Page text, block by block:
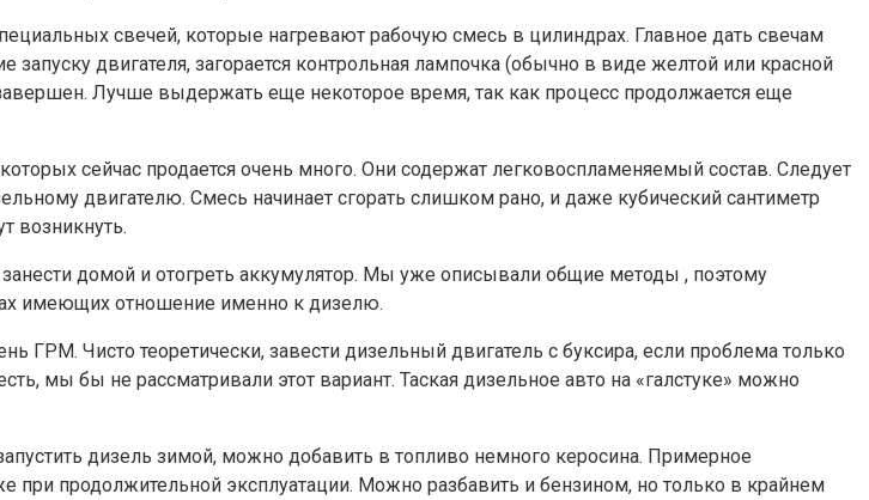
свечей, которые нагревают рабочую смесь в цилиндрах. Главное дать свечам
двигателя, загорается контрольная лампочка (обычно в виде желтой или красной
Лучше выдержать еще некоторое время, так как процесс продолжается еще
сейчас продается очень много. Они содержат легковоспламеняемый состав. Следует
двигателю. Смесь начинает сгорать слишком рано, и даже кубический сантиметр
возникнуть.
домой и отогреть аккумулятор. Мы уже описывали общие методы , поэтому
имеющих отношение именно к дизелю.
ГРМ. Чисто теоретически, завести дизельный двигатель с буксира, если проблема только
мы бы не рассматривали этот вариант. Таская дизельное авто на «галстуке» можно
дизель зимой, можно добавить в топливо немного керосина. Примерное
при продолжительной эксплуатации. Можно разбавить и бензином, но только в крайнем